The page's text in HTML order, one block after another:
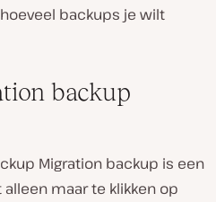
backups je wilt
backup
Migration backup is een
maar te klikken op